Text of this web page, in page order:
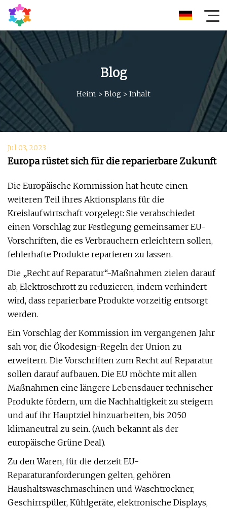
Blog
Heim > Blog > Inhalt
Jul 03, 2023
Europa rüstet sich für die reparierbare Zukunft
Die Europäische Kommission hat heute einen
weiteren Teil ihres Aktionsplans für die
Kreislaufwirtschaft vorgelegt: Sie verabschiedet
einen Vorschlag zur Festlegung gemeinsamer EU-
Vorschriften, die es Verbrauchern erleichtern sollen,
fehlerhafte Produkte reparieren zu lassen.
Die „Recht auf Reparatur“-Maßnahmen zielen darauf
ab, Elektroschrott zu reduzieren, indem verhindert
wird, dass reparierbare Produkte vorzeitig entsorgt
werden.
Ein Vorschlag der Kommission im vergangenen Jahr
sah vor, die Ökodesign-Regeln der Union zu
erweitern. Die Vorschriften zum Recht auf Reparatur
sollen darauf aufbauen. Die EU möchte mit allen
Maßnahmen eine längere Lebensdauer technischer
Produkte fördern, um die Nachhaltigkeit zu steigern
und auf ihr Hauptziel hinzuarbeiten, bis 2050
klimaneutral zu sein. (Auch bekannt als der
europäische Grüne Deal).
Zu den Waren, für die derzeit EU-
Reparaturanforderungen gelten, gehören
Haushaltswaschmaschinen und Waschtrockner,
Geschirrspüler, Kühlgeräte, elektronische Displays,